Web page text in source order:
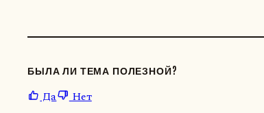
БЫЛА ЛИ ТЕМА ПОЛЕЗНОЙ?
Да Нет